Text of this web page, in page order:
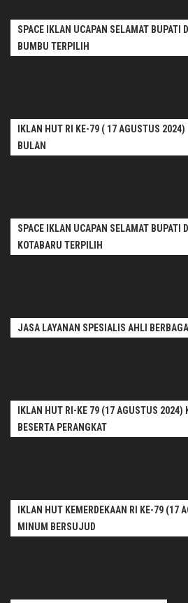
SPACE IKLAN UCAPAN SELAMAT BUPATI
BUMBU TERPILIH
IKLAN HUT RI KE-79 ( 17 AGUSTUS 2024)
BULAN
SPACE IKLAN UCAPAN SELAMAT BUPATI
KOTABARU TERPILIH
JASA LAYANAN SPESIALIS AHLI
IKLAN HUT RI-KE 79 (17 AGUSTUS 2024)
BESERTA PERANGKAT
IKLAN HUT KEMERDEKAAN RI KE-79 (17
MINUM BERSUJUD